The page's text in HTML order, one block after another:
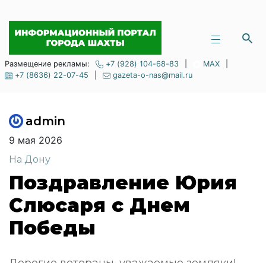
Размещение рекламы: +7 (928) 104-68-83 MAX
+7 (8636) 22-07-45
gazeta-o-nas@mail.ru
admin
9 мая 2026
На Дону
Поздравление Юрия
Слюсаря с Днем
Победы